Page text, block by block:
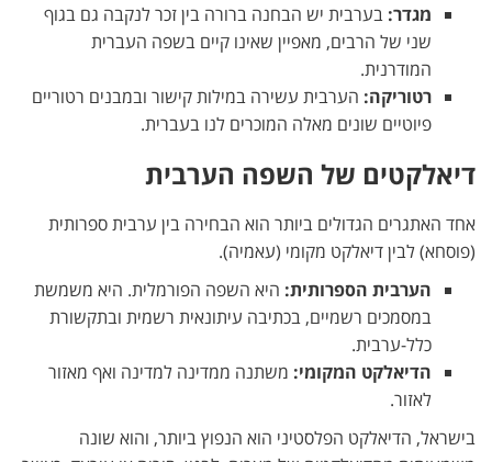
מגדר: בערבית יש הבחנה ברורה בין זכר לנקבה גם בגוף
שני של הרבים, מאפיין שאינו קיים בשפה העברית
המודרנית.
רטוריקה: הערבית עשירה במילות קישור ובמבנים רטוריים
פיוטיים שונים מאלה המוכרים לנו בעברית.
דיאלקטים של השפה הערבית
אחד האתגרים הגדולים ביותר הוא הבחירה בין ערבית ספרותית
(פוסחא) לבין דיאלקט מקומי (עאמיה).
הערבית הספרותית: היא השפה הפורמלית. היא משמשת
במסמכים רשמיים, בכתיבה עיתונאית רשמית ובתקשורת
כלל-ערבית.
הדיאלקט המקומי: משתנה ממדינה למדינה ואף מאזור
לאזור.
בישראל, הדיאלקט הפלסטיני הוא הנפוץ ביותר, והוא שונה